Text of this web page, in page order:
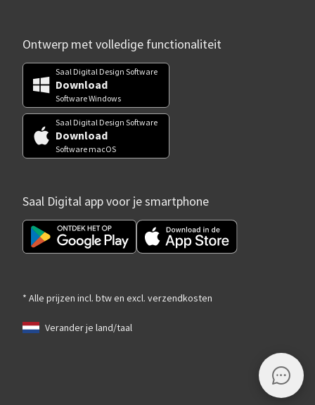
Ontwerp met volledige functionaliteit
Saal Digital Design Software
Download
Software Windows
Saal Digital Design Software
Download
Software macOS
Saal Digital app voor je smartphone
* Alle prijzen incl. btw en excl. verzendkosten
Verander je land/taal